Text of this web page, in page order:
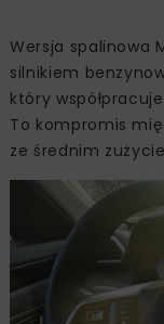
Wersja spalinowa
silnikiem
który
To kompromis
ze średnim